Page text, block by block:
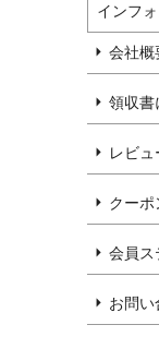
インフ
会社概
領収書
レビ
クーポ
会員ス
お問い